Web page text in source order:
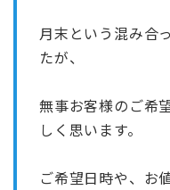
月末という混み合
たが、
無事お客様のご希
しく思います。
ご希望日時や、お